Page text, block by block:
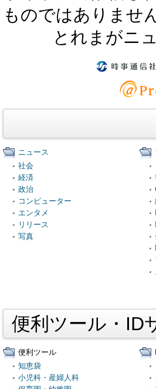
ものではありませ
とれまがニ
ニュース
社会
経済
政治
コンピューター
エンタメ
リリース
写真
便利ツール・ID
便利ツール
知恵袋
小児科・産婦人科